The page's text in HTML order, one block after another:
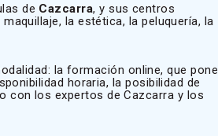
de Cazcarra, y sus centros
la estética, la peluquería, la
la formación online, que pone
horaria, la posibilidad de
con los expertos de Cazcarra y los